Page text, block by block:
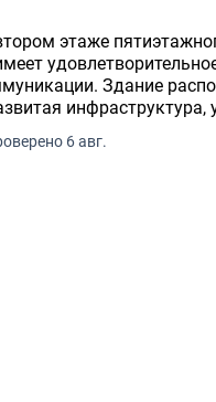
этаже
Здание
6 авг.